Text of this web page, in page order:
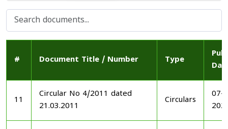
# Document Title / Number Type
11
Circular No 4/2011 dated
21.03.2011
Circulars
07-